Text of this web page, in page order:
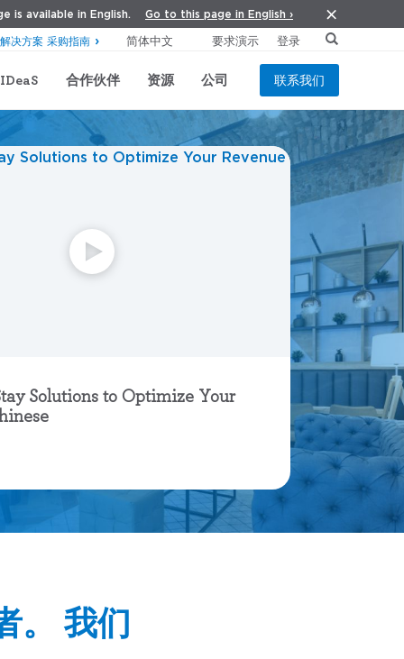
is available in English. Go to this page in English ›
合作伙伴 资源 公司 联系我们
决方案 采购指南 要求演示 登录
Solutions to Optimize Your
。 我们